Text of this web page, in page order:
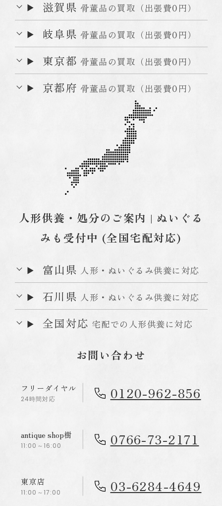
滋賀県 骨董品の買取（出張費0円）
岐阜県 骨董品の買取（出張費0円）
東京都 骨董品の買取（出張費0円）
京都府 骨董品の買取（出張費0円）
人形供養・処分のご案内 | ぬいぐる
みも受付中 (全国宅配対応)
富山県 人形・ぬいぐるみ供養に対応
石川県 人形・ぬいぐるみ供養に対応
全国対応 宅配での人形供養に対応
お問い合わせ
フリーダイヤル
24時間対応 0120-962-856
antique shop樹
11:00～16:00 0766-73-2171
東京店
11:00～17:00 03-6284-4649